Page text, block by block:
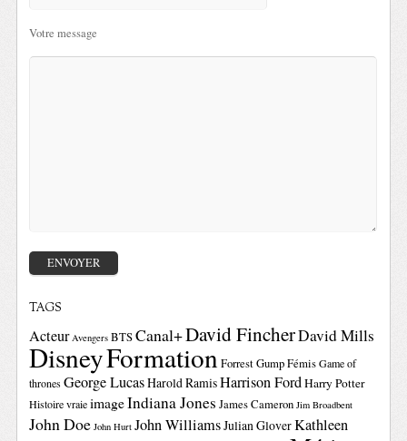
Votre message
TAGS
Acteur Avengers BTSCanal+David FincherDavid Mills
DisneyFormationForrest GumpFémis Game of
thrones George LucasHarold RamisHarrison FordHarry Potter
Histoire vraie imageIndiana Jones James Cameron Jim Broadbent
John Doe John Hurt John WilliamsJulian GloverKathleen